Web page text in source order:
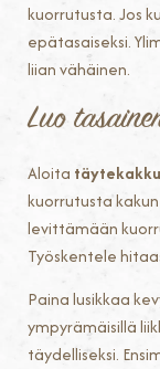
kuorrutusta. Jos
epätasaiseksi.
liian vähäinen.
Luo
Aloita
kuorrutusta
levittämään
Työskentele
Paina lusikkaa
ympyrämäisillä
täydelliseksi.